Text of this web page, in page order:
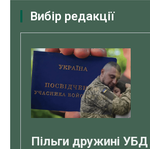
Вибір редакції
Пільги дружині